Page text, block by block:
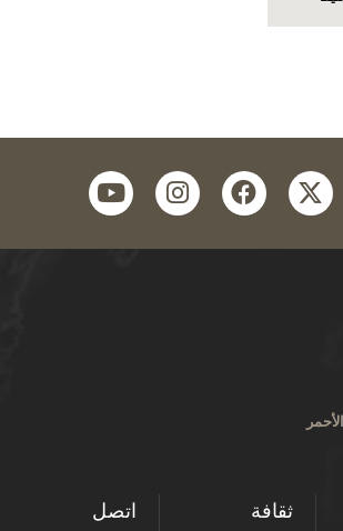
twitter
facebook
instagram
youtube
ثقافة
اتصل